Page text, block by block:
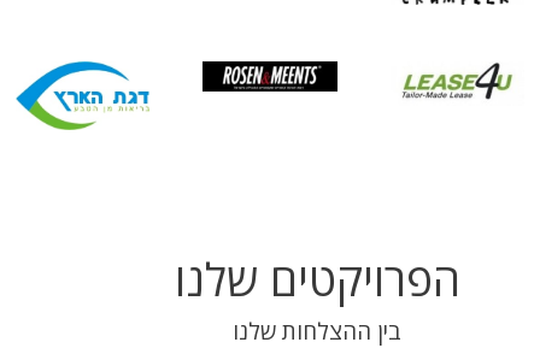
הפרויקטים שלנו
בין ההצלחות שלנו